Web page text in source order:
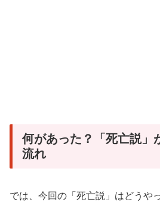
何があった？「死亡説」
流れ
では、今回の「死亡説」はどうや